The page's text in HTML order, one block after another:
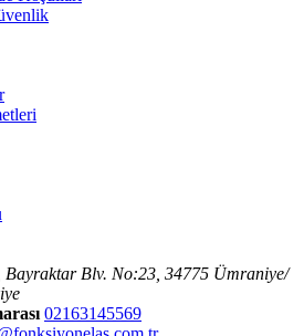
Bayraktar Blv. No:23, 34775 Ümraniye/
02163145569